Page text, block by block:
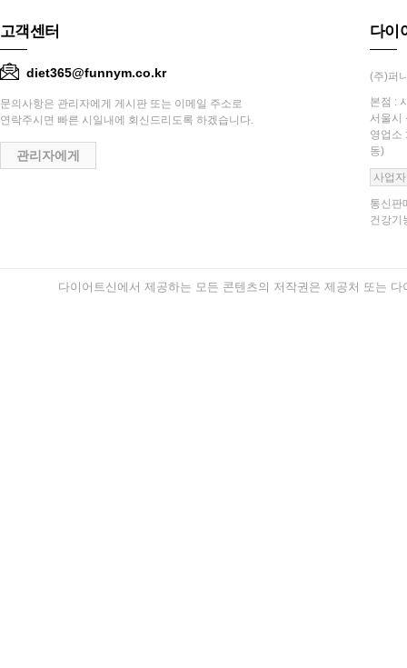
고객센터
diet365@funnym.co.kr
문의사항은 관리자에게 게시판 또는 이메일 주소로
연락주시면 빠른 시일내에 회신드리도록 하겠습니다.
관리자에게
다이
(주)퍼
본점 :
서울시
영업소
동)
사업
통신판
건강기
다이어트신에서 제공하는 모든 콘텐츠의 저작권은 제공처 또는